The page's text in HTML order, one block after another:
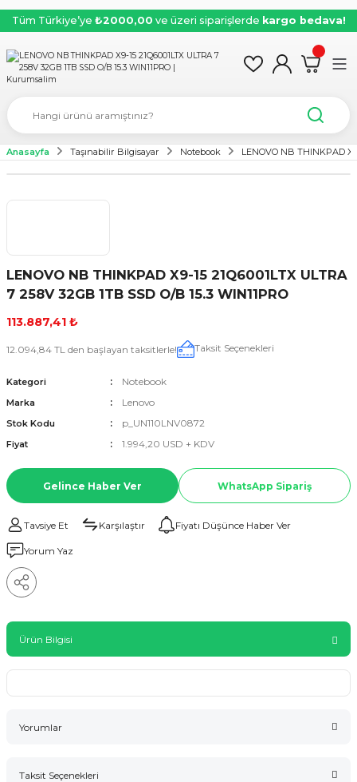
Tüm Türkiye’ye ₺2000,00 ve üzeri siparişlerde kargo bedava!
Anasayfa Taşınabilir Bilgisayar Notebook LENOVO NB THINKPAD
LENOVO NB THINKPAD X9-15 21Q6001LTX ULTRA
7 258V 32GB 1TB SSD O/B 15.3 WIN11PRO
113.887,41 ₺
12.094,84 TL den başlayan taksitlerle! Taksit Seçenekleri
Kategori Notebook
Marka Lenovo
Stok Kodu p_UN110LNV0872
Fiyat 1.994,20 USD + KDV
Gelince Haber Ver WhatsApp Sipariş
Tavsiye Et Karşılaştır Fiyatı Düşünce Haber Ver
Yorum Yaz
Ürün Bilgisi
Yorumlar
Taksit Seçenekleri